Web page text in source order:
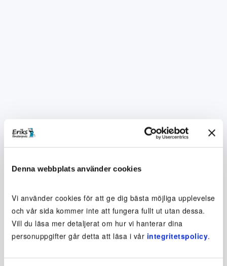
Denna webbplats använder cookies
Vi använder cookies för att ge dig bästa möjliga upplevelse
och vår sida kommer inte att fungera fullt ut utan dessa.
Vill du läsa mer detaljerat om hur vi hanterar dina
personuppgifter går detta att läsa i vår integritetspolicy.